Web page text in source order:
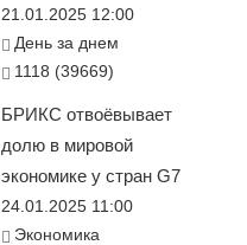
21.01.2025 12:00
День за днем
1118 (39669)
БРИКС отвоёвывает
долю в мировой
экономике у стран G7
24.01.2025 11:00
Экономика